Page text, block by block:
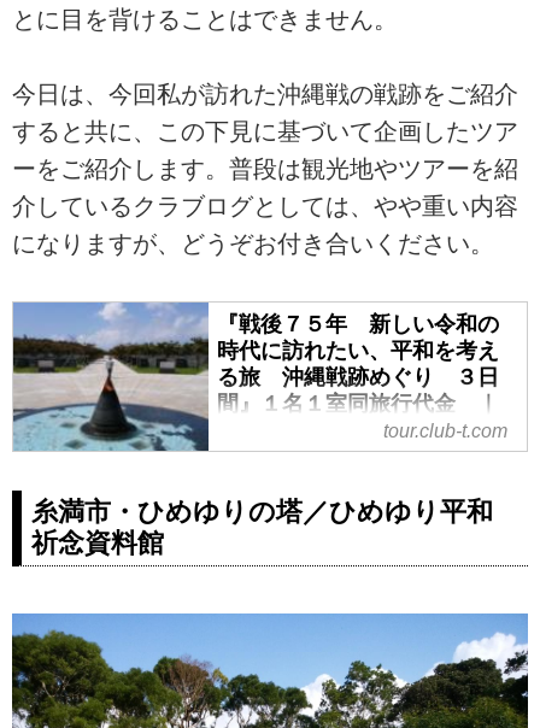
とに目を背けることはできません。
今日は、今回私が訪れた沖縄戦の戦跡をご紹介
すると共に、この下見に基づいて企画したツア
ーをご紹介します。普段は観光地やツアーを紹
介しているクラブログとしては、やや重い内容
になりますが、どうぞお付き合いください。
『戦後７５年 新しい令和の
時代に訪れたい、平和を考え
る旅 沖縄戦跡めぐり ３日
間』１名１室同旅行代金 ｜
クラブツーリズム
に訪れたい、平和を考える旅 沖
縄戦跡めぐり ３日間』１名１室
tour.club-t.com
糸満市・ひめゆりの塔／ひめゆり平和
祈念資料館